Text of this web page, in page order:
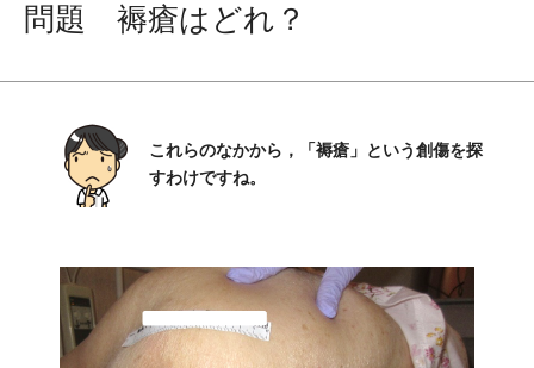
問題 褥瘡はどれ？
これらのなかから，「褥瘡」という創傷を探
すわけですね。